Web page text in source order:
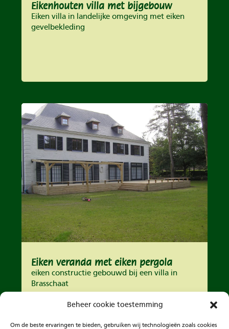
Beheer cookie toestemming
Om de beste ervaringen te bieden, gebruiken wij technologieën zoals cookies
Eikenhouten villa met bijgebouw
Eiken villa in landelijke omgeving met eiken
gevelbekleding
Eiken veranda met eiken pergola
eiken constructie gebouwd bij een villa in
Brasschaat